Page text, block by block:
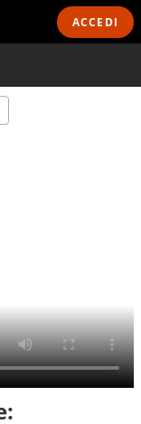
ACCEDI